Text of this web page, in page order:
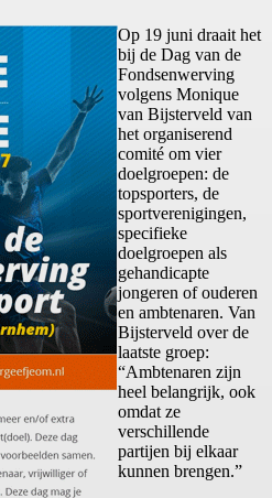
Op 19 juni draait het
bij de Dag van de
Fondsenwerving
volgens Monique
van Bijsterveld van
het organiserend
comité om vier
doelgroepen: de
topsporters, de
sportverenigingen,
specifieke
doelgroepen als
gehandicapte
jongeren of ouderen
en ambtenaren. Van
Bijsterveld over de
laatste groep:
“Ambtenaren zijn
heel belangrijk, ook
omdat ze
verschillende
partijen bij elkaar
kunnen brengen.”